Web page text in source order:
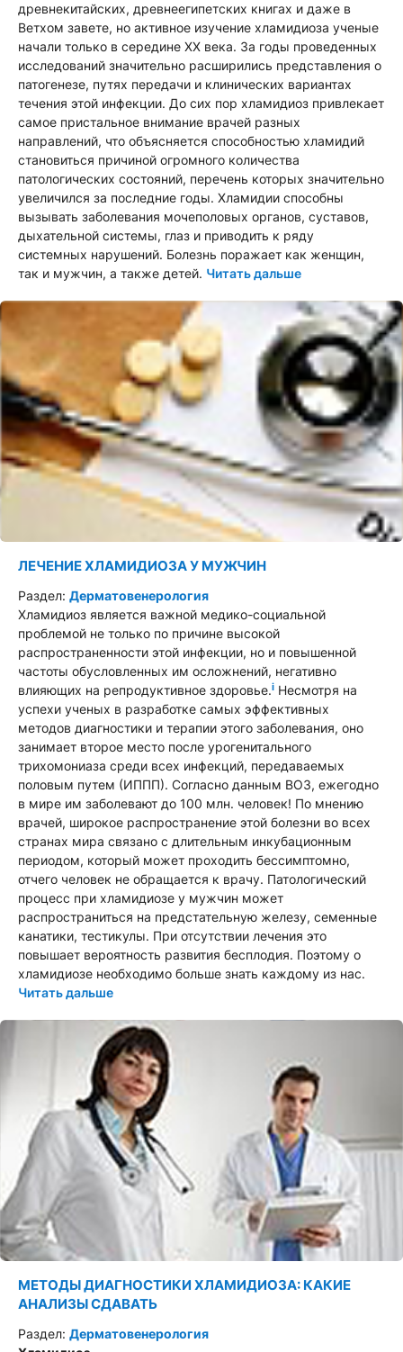
древнекитайских, древнеегипетских книгах и даже в
Ветхом завете, но активное изучение хламидиоза ученые
начали только в середине XX века. За годы проведенных
исследований значительно расширились представления о
патогенезе, путях передачи и клинических вариантах
течения этой инфекции. До сих пор хламидиоз привлекает
самое пристальное внимание врачей разных
направлений, что объясняется способностью хламидий
становиться причиной огромного количества
патологических состояний, перечень которых значительно
увеличился за последние годы. Хламидии способны
вызывать заболевания мочеполовых органов, суставов,
дыхательной системы, глаз и приводить к ряду
системных нарушений. Болезнь поражает как женщин,
так и мужчин, а также детей. Читать дальше
ЛЕЧЕНИЕ ХЛАМИДИОЗА У МУЖЧИН
Раздел: Дерматовенерология
Хламидиоз является важной медико-социальной
проблемой не только по причине высокой
распространенности этой инфекции, но и повышенной
частоты обусловленных им осложнений, негативно
влияющих на репродуктивное здоровье.i Несмотря на
успехи ученых в разработке самых эффективных
методов диагностики и терапии этого заболевания, оно
занимает второе место после урогенитального
трихомониаза среди всех инфекций, передаваемых
половым путем (ИППП). Согласно данным ВОЗ, ежегодно
в мире им заболевают до 100 млн. человек! По мнению
врачей, широкое распространение этой болезни во всех
странах мира связано с длительным инкубационным
периодом, который может проходить бессимптомно,
отчего человек не обращается к врачу. Патологический
процесс при хламидиозе у мужчин может
распространиться на предстательную железу, семенные
канатики, тестикулы. При отсутствии лечения это
повышает вероятность развития бесплодия. Поэтому о
хламидиозе необходимо больше знать каждому из нас.
Читать дальше
МЕТОДЫ ДИАГНОСТИКИ ХЛАМИДИОЗА: КАКИЕ
АНАЛИЗЫ СДАВАТЬ
Раздел: Дерматовенерология